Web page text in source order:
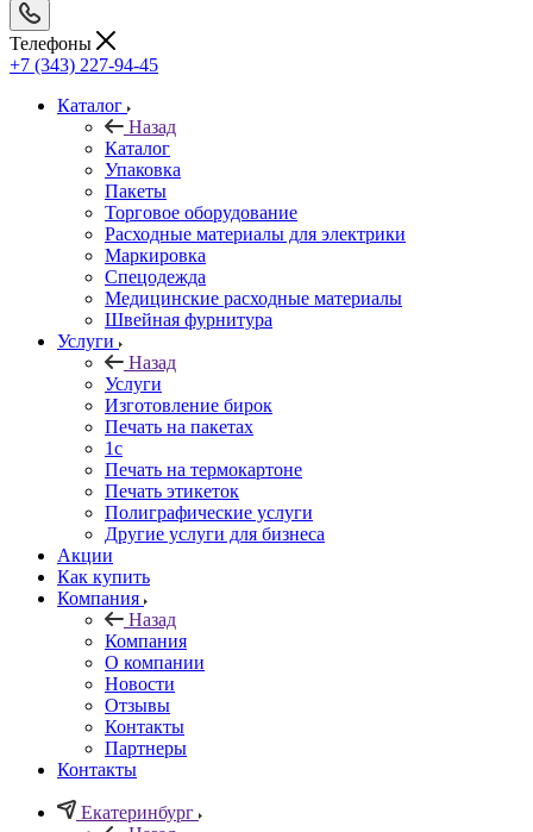
Телефоны
+7 (343) 227-94-45
Каталог
Назад
Каталог
Упаковка
Пакеты
Торговое оборудование
Расходные материалы для электрики
Маркировка
Спецодежда
Медицинские расходные материалы
Швейная фурнитура
Услуги
Назад
Услуги
Изготовление бирок
Печать на пакетах
1c
Печать на термокартоне
Печать этикеток
Полиграфические услуги
Другие услуги для бизнеса
Акции
Как купить
Компания
Назад
Компания
О компании
Новости
Отзывы
Контакты
Партнеры
Контакты
Екатеринбург